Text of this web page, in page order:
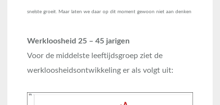
snelste groeit. Maar laten we daar op dit moment gewoon niet aan denken
Werkloosheid 25 – 45 jarigen
Voor de middelste leeftijdsgroep ziet de
werkloosheidsontwikkeling er als volgt uit: